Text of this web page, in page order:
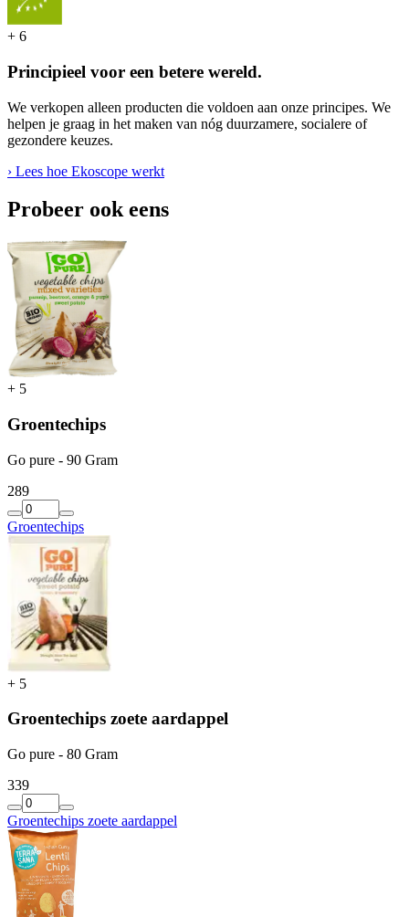
+ 6
Principieel voor een betere wereld.
We verkopen alleen producten die voldoen aan onze principes. We
helpen je graag in het maken van nóg duurzamere, socialere of
gezondere keuzes.
› Lees hoe Ekoscope werkt
Probeer ook eens
+ 5
Groentechips
Go pure - 90 Gram
289
Groentechips
+ 5
Groentechips zoete aardappel
Go pure - 80 Gram
339
Groentechips zoete aardappel